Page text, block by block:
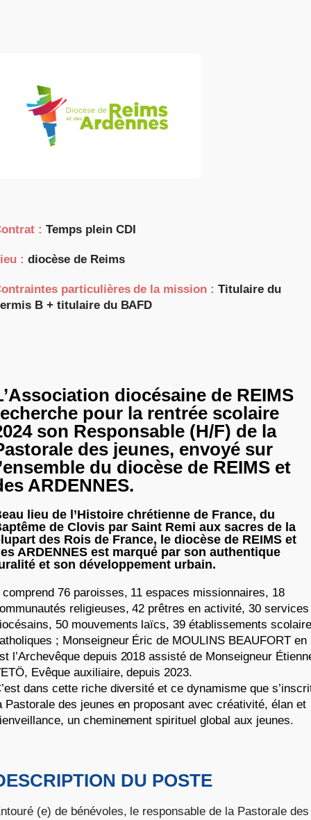
: Temps plein CDI
: diocèse de Reims
particulières de la mission : Titulaire du
B + titulaire du BAFD
diocésaine de REIMS
pour la rentrée scolaire
son Responsable (H/F) de la
des jeunes, envoyé sur
du diocèse de REIMS et
ARDENNES.
lieu de l’Histoire chrétienne de France, du
de Clovis par Saint Remi aux sacres de la
des Rois de France, le diocèse de REIMS et
ARDENNES est marqué par son authentique
et son développement urbain.
76 paroisses, 11 espaces missionnaires, 18
religieuses, 42 prêtres en activité, 30 services
50 mouvements laïcs, 39 établissements
; Monseigneur Éric de MOULINS BEAUFORT en
l’Archevêque depuis 2018 assisté de Monseigneur
Evêque auxiliaire, depuis 2023.
dans cette riche diversité et ce dynamisme que
Pastorale des jeunes en proposant avec créativité, élan et
un cheminement spirituel global aux jeunes.
DU POSTE
(e) de bénévoles, le responsable de la Pastorale des